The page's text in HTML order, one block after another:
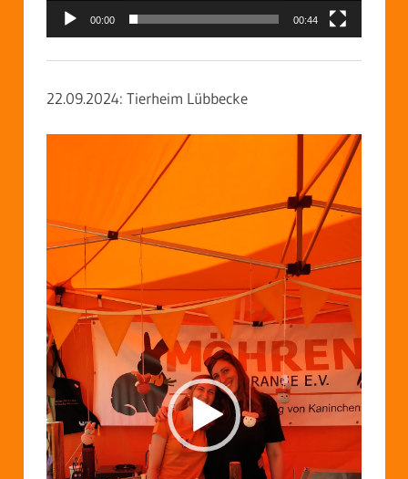
00:00 00:44
22.09.2024: Tierheim Lübbecke